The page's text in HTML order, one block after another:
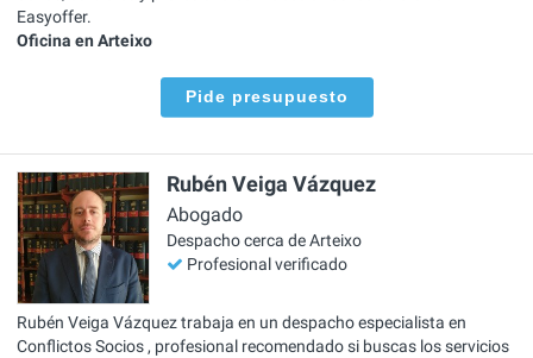
Easyoffer.
Oficina en Arteixo
Pide presupuesto
Rubén Veiga Vázquez
Abogado
Despacho cerca de Arteixo
Profesional verificado
Rubén Veiga Vázquez trabaja en un despacho especialista en
Conflictos Socios , profesional recomendado si buscas los servicios